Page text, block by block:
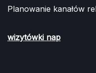
Planowanie kanałów
wizytówki nap